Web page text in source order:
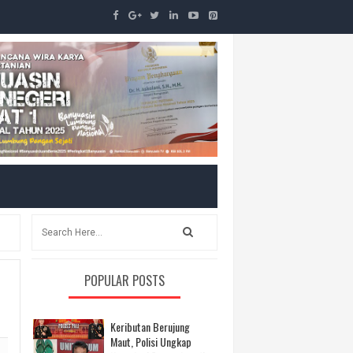
POPULAR POSTS
Keributan Berujung
Maut, Polisi Ungkap